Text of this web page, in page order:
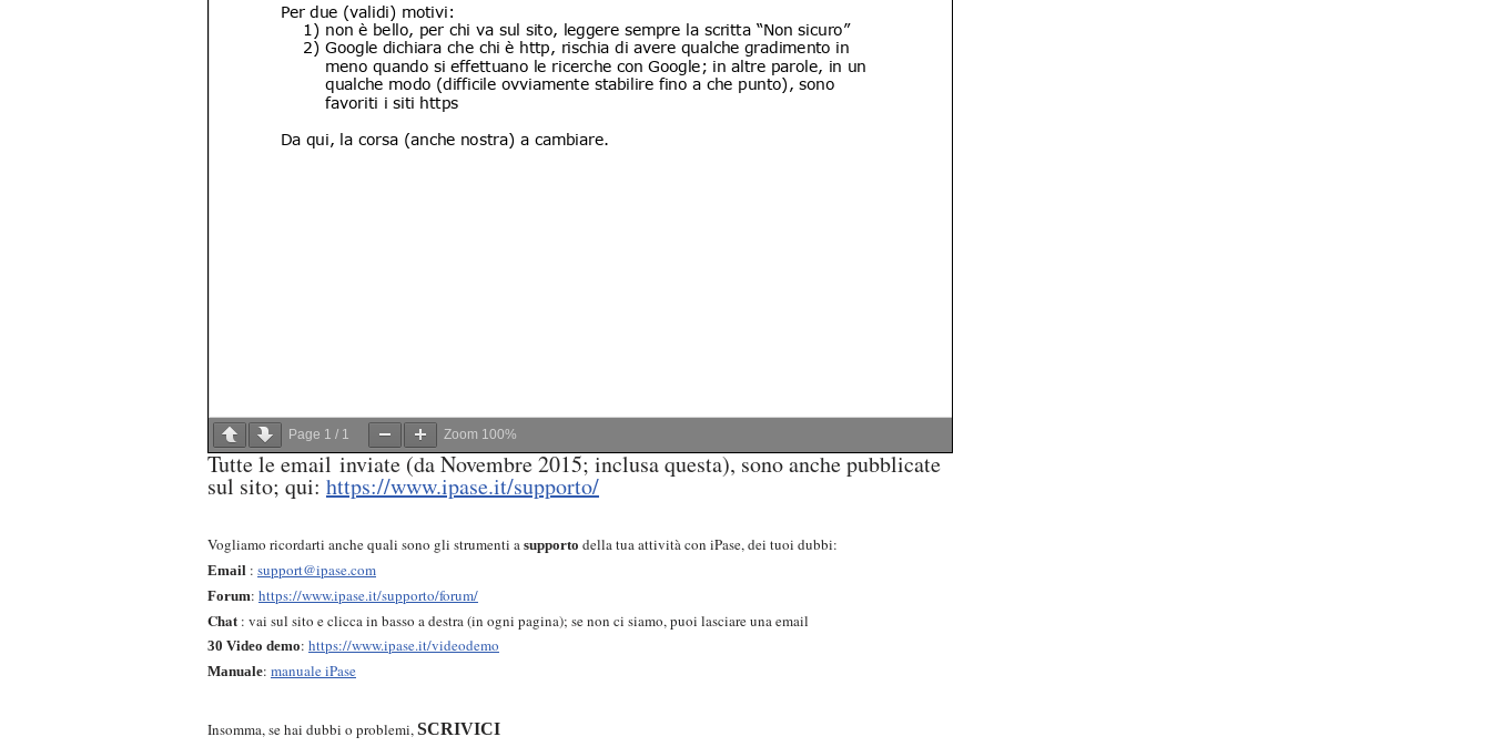
Page 1 / 1 Zoom 100%
Tutte le email inviate (da Novembre 2015; inclusa questa), sono anche pubblicate
sul sito; qui: https://www.ipase.it/supporto/
Vogliamo ricordarti anche quali sono gli strumenti a supporto della tua attività con iPase, dei tuoi dubbi:
Email : support@ipase.com
Forum: https://www.ipase.it/supporto/forum/
Chat : vai sul sito e clicca in basso a destra (in ogni pagina); se non ci siamo, puoi lasciare una email
30 Video demo: https://www.ipase.it/videodemo
Manuale: manuale iPase
Insomma, se hai dubbi o problemi, SCRIVICI